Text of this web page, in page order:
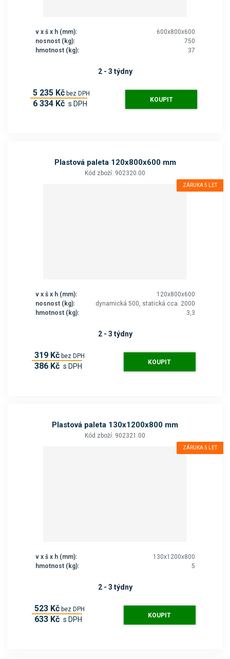
v x š x h (mm):
600x800x600
nosnost (kg):
750
hmotnost (kg):
37
2 - 3 týdny
5 235 Kč bez DPH
6 334 Kč s DPH KOUPIT
Plastová paleta 120x800x600 mm
Kód zboží: 902320.00
ZÁRUKA 5 LET
v x š x h (mm):
120x800x600
nosnost (kg):
dynamická 500, statická cca. 2000
hmotnost (kg):
3,3
2 - 3 týdny
319 Kč bez DPH
386 Kč s DPH KOUPIT
Plastová paleta 130x1200x800 mm
Kód zboží: 902321.00
ZÁRUKA 5 LET
v x š x h (mm):
130x1200x800
hmotnost (kg):
5
2 - 3 týdny
523 Kč bez DPH
633 Kč s DPH KOUPIT